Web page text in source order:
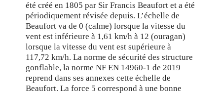
été créé en 1805 par Sir Francis Beaufort et a été
périodiquement révisée depuis. L’échelle de
Beaufort va de 0 (calme) lorsque la vitesse du
vent est inférieure à 1,61 km/h à 12 (ouragan)
lorsque la vitesse du vent est supérieure à
117,72 km/h. La norme de sécurité des structure
gonflable, la norme NF EN 14960-1 de 2019
reprend dans ses annexes cette échelle de
Beaufort. La force 5 correspond à une bonne